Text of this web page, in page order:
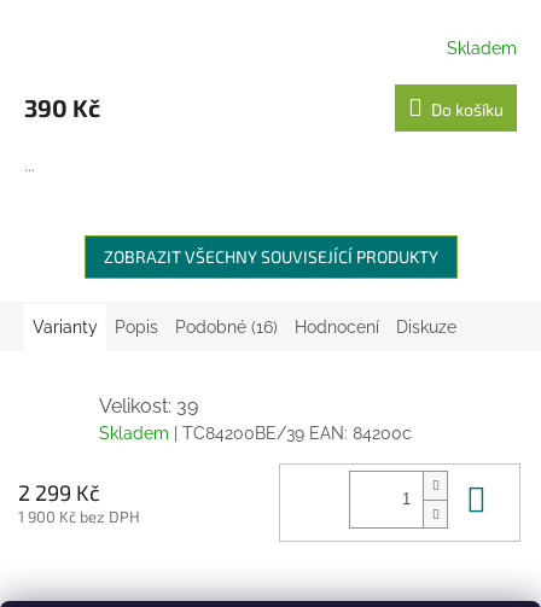
Skladem
390 Kč Do košíku
...
ZOBRAZIT VŠECHNY SOUVISEJÍCÍ PRODUKTY
Varianty Popis Podobné (16) Hodnocení Diskuze
Velikost: 39
Skladem | TC84200BE/39 EAN: 84200c
2 299 Kč
1 900 Kč bez DPH